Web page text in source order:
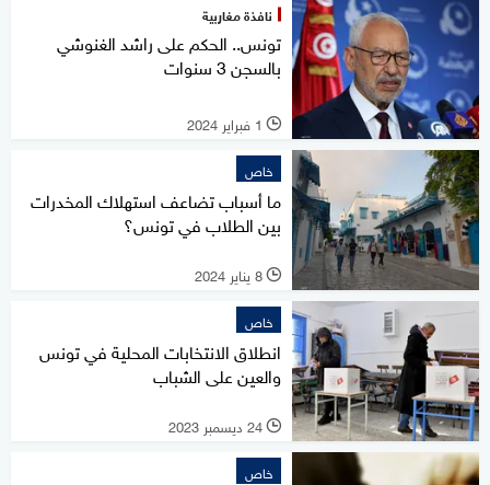
نافذة مغاربية
تونس.. الحكم على راشد الغنوشي
بالسجن 3 سنوات
l 1 فبراير 2024
خاص
ما أسباب تضاعف استهلاك المخدرات
بين الطلاب في تونس؟
l 8 يناير 2024
خاص
انطلاق الانتخابات المحلية في تونس
والعين على الشباب
l 24 ديسمبر 2023
خاص